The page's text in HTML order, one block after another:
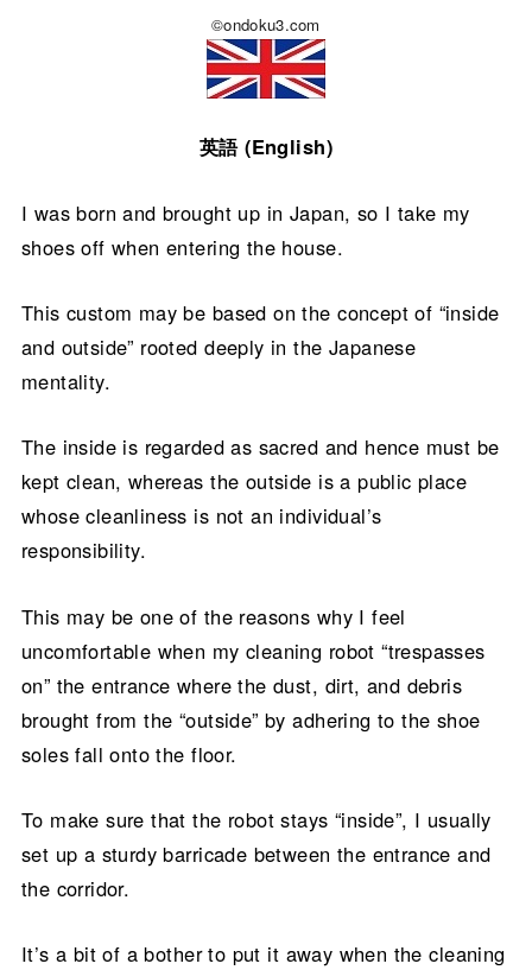
©ondoku3.com
英語 (English)
I was born and brought up in Japan, so I take my
shoes off when entering the house.
This custom may be based on the concept of “inside
and outside” rooted deeply in the Japanese
mentality.
The inside is regarded as sacred and hence must be
kept clean, whereas the outside is a public place
whose cleanliness is not an individual’s
responsibility.
This may be one of the reasons why I feel
uncomfortable when my cleaning robot “trespasses
on” the entrance where the dust, dirt, and debris
brought from the “outside” by adhering to the shoe
soles fall onto the floor.
To make sure that the robot stays “inside”, I usually
set up a sturdy barricade between the entrance and
the corridor.
It’s a bit of a bother to put it away when the cleaning